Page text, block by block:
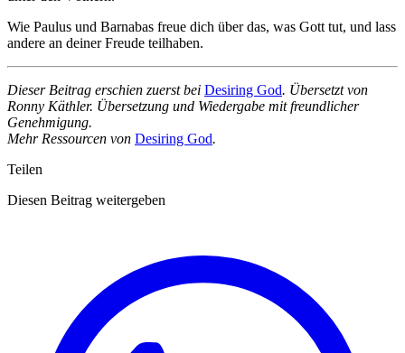
Wie Paulus und Barnabas freue dich über das, was Gott tut, und lass
andere an deiner Freude teilhaben.
Dieser Beitrag erschien zuerst bei Desiring God. Übersetzt von
Ronny Käthler. Übersetzung und Wiedergabe mit freundlicher
Genehmigung.
Mehr Ressourcen von Desiring God.
Teilen
Diesen Beitrag weitergeben